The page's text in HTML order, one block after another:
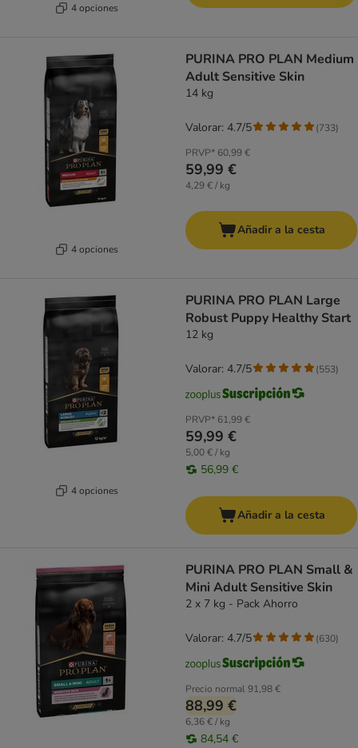
4 opciones
4 opciones
PURINA PRO PLAN Medium
Adult Sensitive Skin
14 kg
PRVP* 60,99 €
59,99 €
4,29 € / kg
Valorar: 4.7/5 (733)
Añadir a la cesta
4 opciones
PURINA PRO PLAN Large
Robust Puppy Healthy Start
12 kg
PRVP* 61,99 €
59,99 €
5,00 € / kg
56,99 €
Valorar: 4.7/5 (553)
Añadir a la cesta
PURINA PRO PLAN Small &
Mini Adult Sensitive Skin
2 x 7 kg - Pack Ahorro
Precio normal91,98 €
88,99 €
6,36 € / kg
84,54 €
Valorar: 4.7/5 (630)